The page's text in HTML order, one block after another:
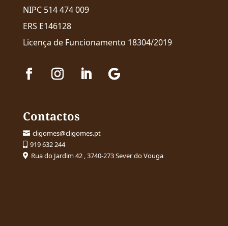
NIPC 514 474 009
ERS E146128
Licença de Funcionamento 18304/2019
Contactos
 cligomes@cligomes.pt
 919 632 244
 Rua do Jardim 42 , 3740-273 Sever do Vouga